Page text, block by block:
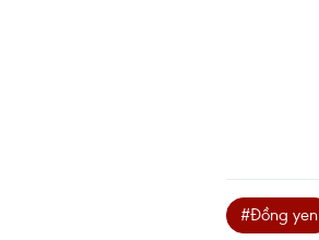
#Đồng yen